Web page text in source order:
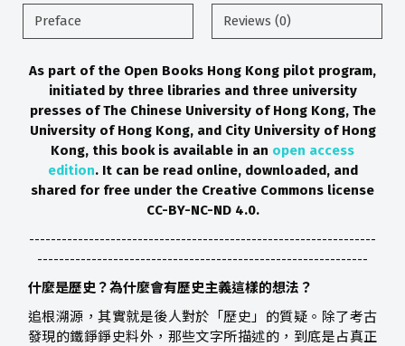
Preface Reviews (0)
As part of the Open Books Hong Kong pilot program,
initiated by three libraries and three university
presses of The Chinese University of Hong Kong, The
University of Hong Kong, and City University of Hong
Kong, this book is available in an open access
edition. It can be read online, downloaded, and
shared for free under the Creative Commons license
CC-BY-NC-ND 4.0.
----------------------------------------------------------------
-------------------------------------------------------------
什麼是歷史？為什麼會有歷史主義這樣的想法？
追根溯源，其實就是後人對於「歷史」的質疑。除了考古
發現的鐵錚錚史料外，那些文字所描述的，到底是占真正